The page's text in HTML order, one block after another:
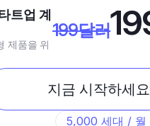
트업 계
제품을 위
199달러
지금 시작하세요
5,000 세대 / 월